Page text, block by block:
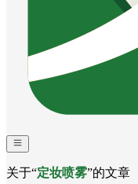
关于“定妆喷雾”的文章